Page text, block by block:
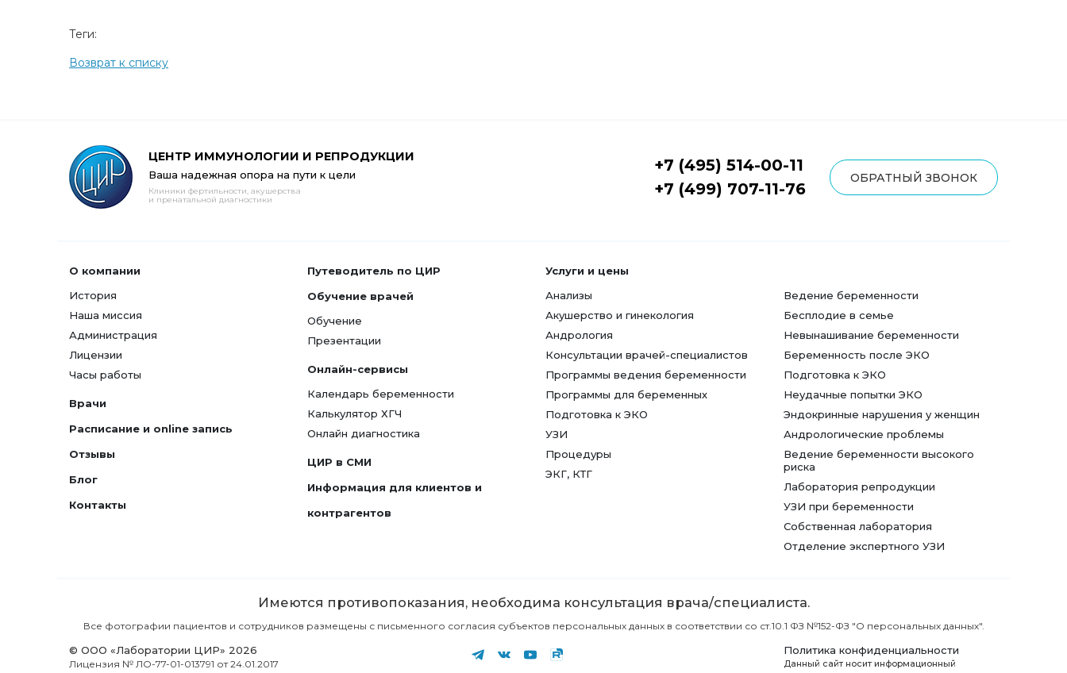
Теги:
Возврат к списку
ЦЕНТР ИММУНОЛОГИИ И РЕПРОДУКЦИИ
Ваша надежная опора на пути к цели
Клиники фертильности, акушерства
и пренатальной диагностики
+7 (495) 514-00-11
+7 (499) 707-11-76
ОБРАТНЫЙ ЗВОНОК
О компании
История
Наша миссия
Администрация
Лицензии
Часы работы
Врачи
Расписание и online запись
Отзывы
Блог
Контакты
Путеводитель по ЦИР
Обучение врачей
Обучение
Презентации
Онлайн-сервисы
Календарь беременности
Калькулятор ХГЧ
Онлайн диагностика
ЦИР в СМИ
Информация для клиентов и
контрагентов
Услуги и цены
Анализы
Акушерство и гинекология
Андрология
Консультации врачей-специалистов
Программы ведения беременности
Программы для беременных
Подготовка к ЭКО
УЗИ
Процедуры
ЭКГ, КТГ
Ведение беременности
Бесплодие в семье
Невынашивание беременности
Беременность после ЭКО
Подготовка к ЭКО
Неудачные попытки ЭКО
Эндокринные нарушения у женщин
Андрологические проблемы
Ведение беременности высокого
риска
Лаборатория репродукции
УЗИ при беременности
Собственная лаборатория
Отделение экспертного УЗИ
Имеются противопоказания, необходима консультация врача/специалиста.
Все фотографии пациентов и сотрудников размещены с письменного согласия субъектов персональных данных в соответствии со ст.10.1 ФЗ №152-ФЗ "О персональных данных".
© ООО «Лаборатории ЦИР» 2026
Лицензия № ЛО-77-01-013791 от 24.01.2017
Политика конфиденциальности
Данный сайт носит информационный